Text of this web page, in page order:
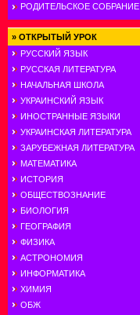
РОДИТЕЛЬСКОЕ СОБРАНИЕ
» ОТКРЫТЫЙ УРОК
РУССКИЙ ЯЗЫК
РУССКАЯ ЛИТЕРАТУРА
НАЧАЛЬНАЯ ШКОЛА
УКРАИНСКИЙ ЯЗЫК
ИНОСТРАННЫЕ ЯЗЫКИ
УКРАИНСКАЯ ЛИТЕРАТУРА
ЗАРУБЕЖНАЯ ЛИТЕРАТУРА
МАТЕМАТИКА
ИСТОРИЯ
ОБЩЕСТВОЗНАНИЕ
БИОЛОГИЯ
ГЕОГРАФИЯ
ФИЗИКА
АСТРОНОМИЯ
ИНФОРМАТИКА
ХИМИЯ
ОБЖ